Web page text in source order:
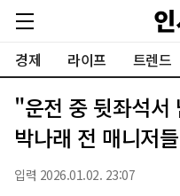
경제 라이프 트렌드
"운전 중 뒷좌석
박나래 전 매니저
입력 2026.01.02. 23:07